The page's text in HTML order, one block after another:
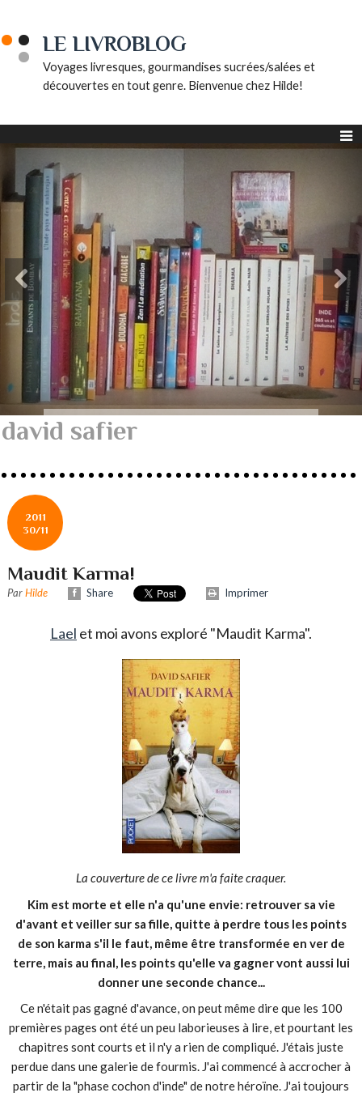
LE LIVROBLOG
Voyages livresques, gourmandises sucrées/salées et
découvertes en tout genre. Bienvenue chez Hilde!
david safier
2011
30/11
Maudit Karma!
Par Hilde Share Imprimer
Lael et moi avons exploré "Maudit Karma".
La couverture de ce livre m'a faite craquer.
Kim est morte et elle n'a qu'une envie: retrouver sa vie
d'avant et veiller sur sa fille, quitte à perdre tous les points
de son karma s'il le faut, même être transformée en ver de
terre, mais au final, les points qu'elle va gagner vont aussi lui
donner une seconde chance...
Ce n'était pas gagné d'avance, on peut même dire que les 100
premières pages ont été un peu laborieuses à lire, et pourtant les
chapitres sont courts et il n'y a rien de compliqué. J'étais juste
perdue dans une galerie de fourmis. J'ai commencé à accrocher à
partir de la "phase cochon d'inde" de notre héroïne. J'ai toujours